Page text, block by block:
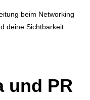
beim Networking
deine Sichtbarkeit
und PR